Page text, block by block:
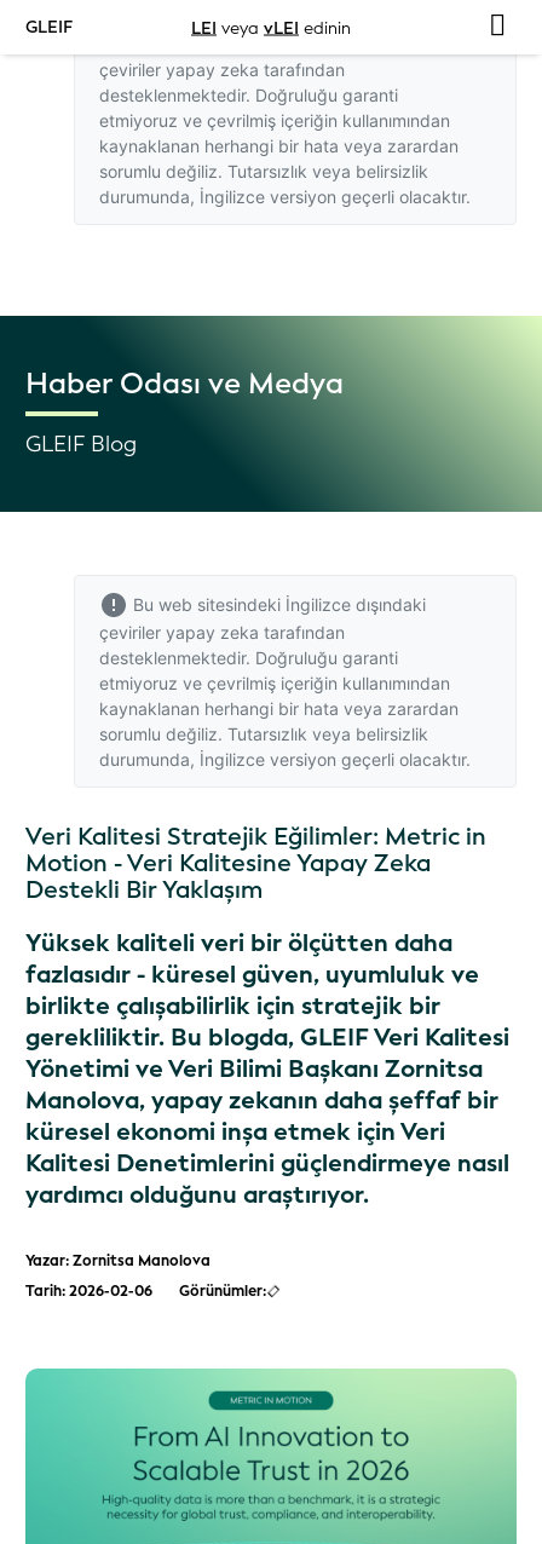
GLEIF LEI veya vLEI edinin
Bu web sitesindeki İngilizce dışındaki
çeviriler yapay zeka tarafından
desteklenmektedir. Doğruluğu garanti
etmiyoruz ve çevrilmiş içeriğin kullanımından
kaynaklanan herhangi bir hata veya zarardan
sorumlu değiliz. Tutarsızlık veya belirsizlik
durumunda, İngilizce versiyon geçerli olacaktır.
Haber Odası ve Medya
GLEIF Blog
Bu web sitesindeki İngilizce dışındaki
çeviriler yapay zeka tarafından
desteklenmektedir. Doğruluğu garanti
etmiyoruz ve çevrilmiş içeriğin kullanımından
kaynaklanan herhangi bir hata veya zarardan
sorumlu değiliz. Tutarsızlık veya belirsizlik
durumunda, İngilizce versiyon geçerli olacaktır.
Veri Kalitesi Stratejik Eğilimler: Metric in
Motion - Veri Kalitesine Yapay Zeka
Destekli Bir Yaklaşım
Yüksek kaliteli veri bir ölçütten daha
fazlasıdır - küresel güven, uyumluluk ve
birlikte çalışabilirlik için stratejik bir
gerekliliktir. Bu blogda, GLEIF Veri Kalitesi
Yönetimi ve Veri Bilimi Başkanı Zornitsa
Manolova, yapay zekanın daha şeffaf bir
küresel ekonomi inşa etmek için Veri
Kalitesi Denetimlerini güçlendirmeye nasıl
yardımcı olduğunu araştırıyor.
Yazar: Zornitsa Manolova
Tarih: 2026-02-06
Görünümler: